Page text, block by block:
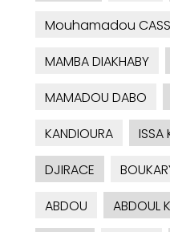
Mouhamadou
MAMBA DIAKHABY
MAMADOU DABO
KANDIOURA
ISSA
DJIRACE
ABDOU
ABDOUL